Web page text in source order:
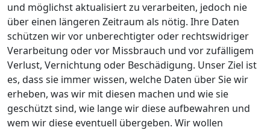
und möglichst aktualisiert zu verarbeiten, jedoch nie
über einen längeren Zeitraum als nötig. Ihre Daten
schützen wir vor unberechtigter oder rechtswidriger
Verarbeitung oder vor Missbrauch und vor zufälligem
Verlust, Vernichtung oder Beschädigung. Unser Ziel ist
es, dass sie immer wissen, welche Daten über Sie wir
erheben, was wir mit diesen machen und wie sie
geschützt sind, wie lange wir diese aufbewahren und
wem wir diese eventuell übergeben. Wir wollen